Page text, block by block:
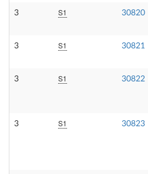
3 S1 30820
3 S1 30821
3 S1 30822
3 S1 30823